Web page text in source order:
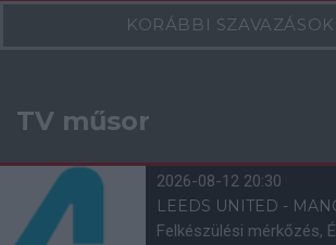
KORÁBBI SZAVAZÁSOK
TV műsor
2026-08-12 20:30
LEEDS UNITED -
Felkészülési mérkőzés,